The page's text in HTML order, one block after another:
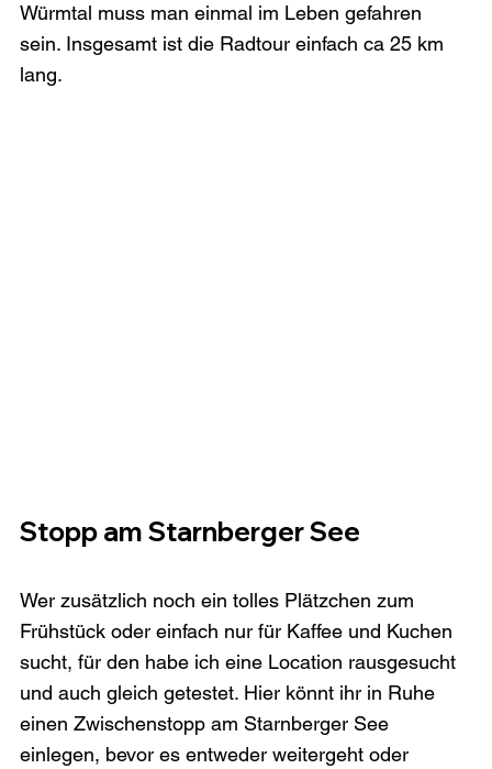
Würmtal muss man einmal im Leben gefahren
sein. Insgesamt ist die Radtour einfach ca 25 km
lang.
Stopp am Starnberger See
Wer zusätzlich noch ein tolles Plätzchen zum
Frühstück oder einfach nur für Kaffee und Kuchen
sucht, für den habe ich eine Location rausgesucht
und auch gleich getestet. Hier könnt ihr in Ruhe
einen Zwischenstopp am Starnberger See
einlegen, bevor es entweder weitergeht oder